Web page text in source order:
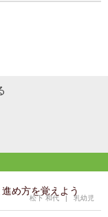
め方を覚えよう
松下 和代 | 乳幼児